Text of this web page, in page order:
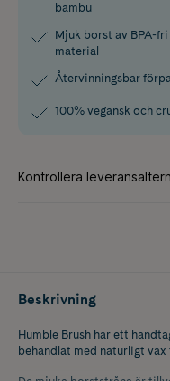
bambu
Mjuk borst av BPA-
material
Återvinningsbar
100% vegansk och
Beskrivning
Humble Brush har ett
behandlat med naturligt